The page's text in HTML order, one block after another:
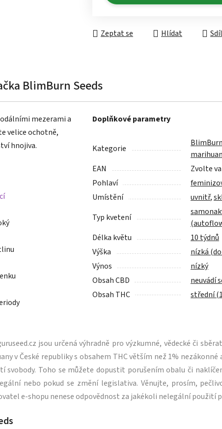
Zeptat se Hlídat
BlimBurn Seeds
mezerami a
velice ochotně,
hnojiva.
Doplňkové parametry
Kategorie
EAN
Zvolte
Pohlaví
Umístění
uvnitř,
Typ kvetení
Délka květu
10 týdnů
Výška
nízká
Výnos
nízký
Obsah CBD
neuvádí
Obsah THC
střední
jsou určená výhradně pro výzkumné, vědecké či
v České republiky s obsahem THC větším než 1%
svobody. Toho se můžete dopustit porušením obalu či
nebo pokud se změní legislativa. Věnujte, prosím,
e-shopu nenese odpovědnost za jakékoli nelegální použití